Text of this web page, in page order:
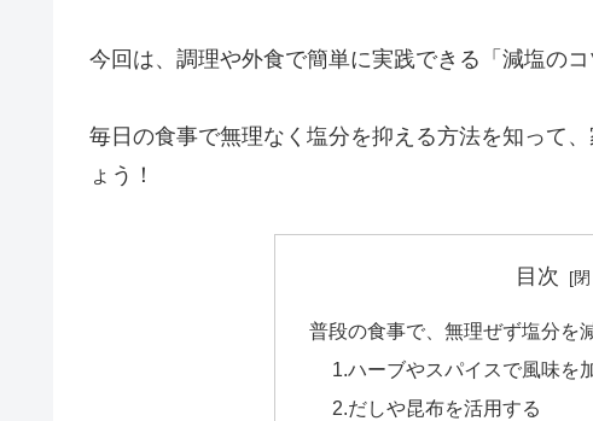
今回は、調理や外食で簡単に実践できる「減塩のコ
毎日の食事で無理なく塩分を抑える方法を知って
ょう！
目次
普段の食事で、無理ぜず塩分を
1.ハーブやスパイスで風味を
2.だしや昆布を活用する